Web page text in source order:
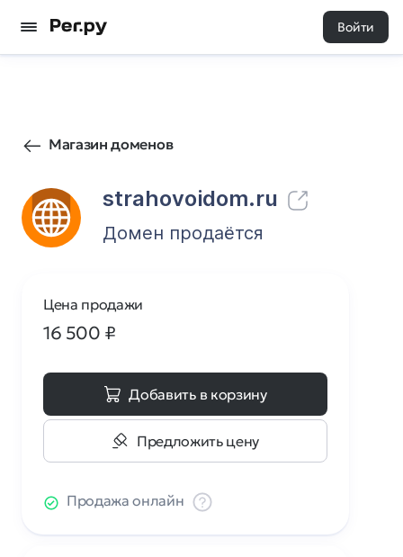
Войти
Магазин доменов
strahovoidom.ru
27 0
Домен продаётся
Цена продажи
16 500 ₽
Добавить в корзину
Предложить цену
Продажа онлайн